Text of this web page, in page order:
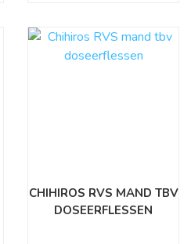
CHIHIROS RVS MAND TBV
DOSEERFLESSEN